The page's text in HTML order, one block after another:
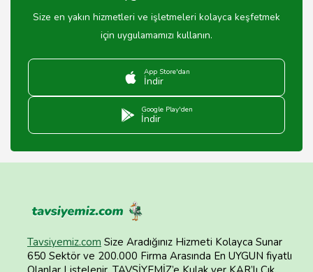
Size en yakın hizmetleri ve işletmeleri kolayca keşfetmek
için uygulamamızı kullanın.
App Store'dan
İndir
Google Play'den
İndir
Tavsiyemiz.com Size Aradığınız Hizmeti Kolayca Sunar
650 Sektör ve 200.000 Firma Arasında En UYGUN fiyatlı